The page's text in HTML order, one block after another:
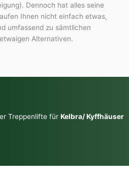
Dennoch hat alles seine
Ihnen nicht einfach etwas,
umfassend zu sämtlichen
Alternativen.
Treppenlifte für Kelbra/ Kyffhäuser